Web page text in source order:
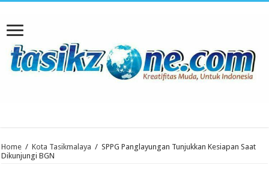
Home / Kota Tasikmalaya / SPPG Panglayungan Tunjukkan Kesiapan Saat
Dikunjungi BGN